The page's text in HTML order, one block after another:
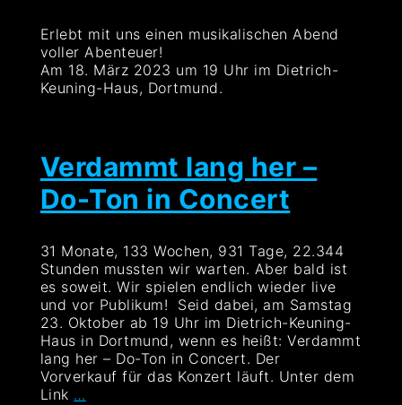
Erlebt mit uns einen musikalischen Abend
voller Abenteuer!
Am 18. März 2023 um 19 Uhr im Dietrich-
Keuning-Haus, Dortmund.
Verdammt lang her –
Do-Ton in Concert
31 Monate, 133 Wochen, 931 Tage, 22.344
Stunden mussten wir warten. Aber bald ist
es soweit. Wir spielen endlich wieder live
und vor Publikum! Seid dabei, am Samstag
23. Oktober ab 19 Uhr im Dietrich-Keuning-
Haus in Dortmund, wenn es heißt: Verdammt
lang her – Do-Ton in Concert. Der
Vorverkauf für das Konzert läuft. Unter dem
Link …